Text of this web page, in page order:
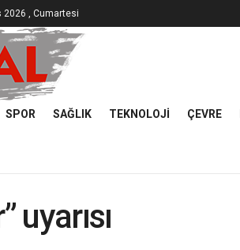
2026 , Cumartesi
SPOR SAĞLIK TEKNOLOJI ÇEVRE
uyarısı